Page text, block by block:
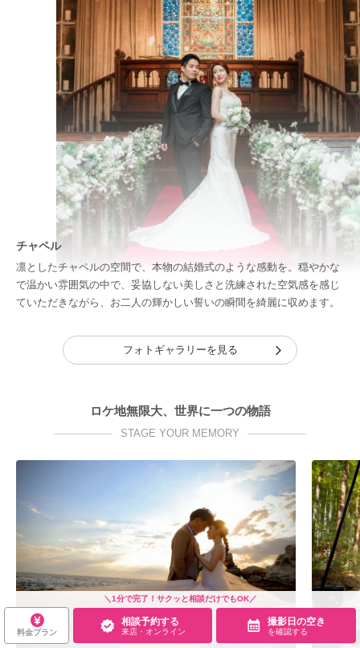
チャペル
凛としたチャペルの空間で、本物の結婚式のような感動を。穏やかな
で温かい雰囲気の中で、妥協しない美しさと洗練された空気感を感じ
ていただきながら、お二人の輝かしい誓いの瞬間を綺麗に収めます。
フォトギャラリーを見る
ロケ地無限大、世界に一つの物語
STAGE YOUR MEMORY
＼1分で完了！サクッと相談だけでもOK／
料金プラン
相談予約する
来店・オンライン
撮影日の空き
を確認する